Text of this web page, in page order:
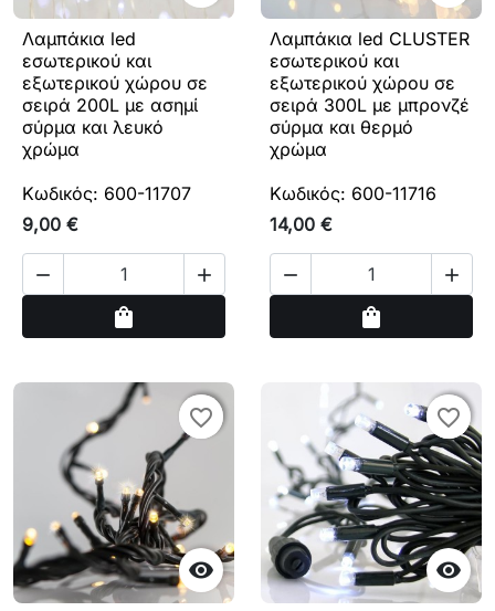
Λαμπάκια led
εσωτερικού και
εξωτερικού χώρου σε
σειρά 200L με ασημί
σύρμα και λευκό
χρώμα
Κωδικός: 600-11707
9,00 €
 
shopping_bag
Λαμπάκια led CLUSTER
εσωτερικού και
εξωτερικού χώρου σε
σειρά 300L με μπρονζέ
σύρμα και θερμό
χρώμα
Κωδικός: 600-11716
14,00 €
 
shopping_bag

favorite_border
favorite_border

favorite_border
favorite_border